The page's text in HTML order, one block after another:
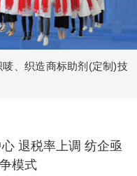
、织造商标助剂(定制)技
退税率上调 纺企亟
模式​